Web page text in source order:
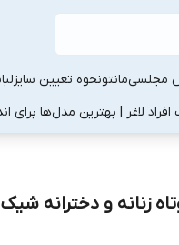
مجلسیمانتونحوه تعیین سایز
لاغر | بهترین مدل‌ها برای
زنانه و دخترانه شیک